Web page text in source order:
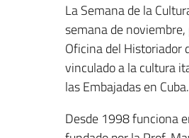
La Semana de la
semana de
Oficina del Historiador
vinculado a la cultura
las Embajadas en Cuba.
Desde 1998 funciona